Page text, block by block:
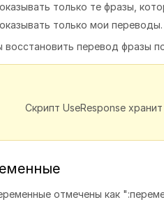
только те фразы,
только мои переводы.
восстановить перевод фразы
Скрипт UseResponse
отмечены как